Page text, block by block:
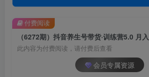
此内容为付费阅读，请付费后查看
会员专属资源
付费阅读